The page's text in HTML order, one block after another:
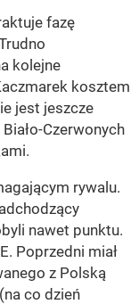
fazę
kolejne
kosztem
jest jeszcze
Czerwonych
rywalu.
nawet punktu.
Poprzedni miał
z Polską
co dzień